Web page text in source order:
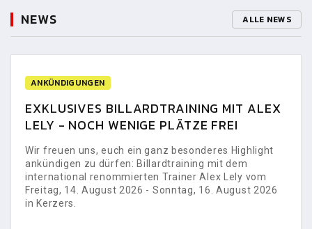
NEWS ALLE NEWS
ANKÜNDIGUNGEN
EXKLUSIVES BILLARDTRAINING MIT ALEX
LELY - NOCH WENIGE PLÄTZE FREI
Wir freuen uns, euch ein ganz besonderes Highlight
ankündigen zu dürfen: Billardtraining mit dem
international renommierten Trainer Alex Lely vom
Freitag, 14. August 2026 - Sonntag, 16. August 2026
in Kerzers.